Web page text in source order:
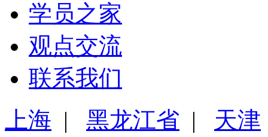
学员之家
观点交流
联系我们
上海 | 黑龙江省 | 天津